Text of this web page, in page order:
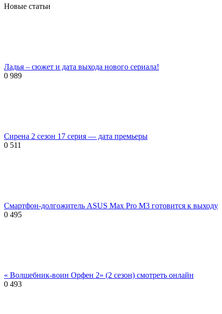
Новые статьи
Ладья – сюжет и дата выхода нового сериала!
0 989
Сирена 2 сезон 17 серия — дата премьеры
0 511
Смартфон-долгожитель ASUS Max Pro M3 готовится к выходу
0 495
« Волшебник-воин Орфен 2» (2 сезон) смотреть онлайн
0 493